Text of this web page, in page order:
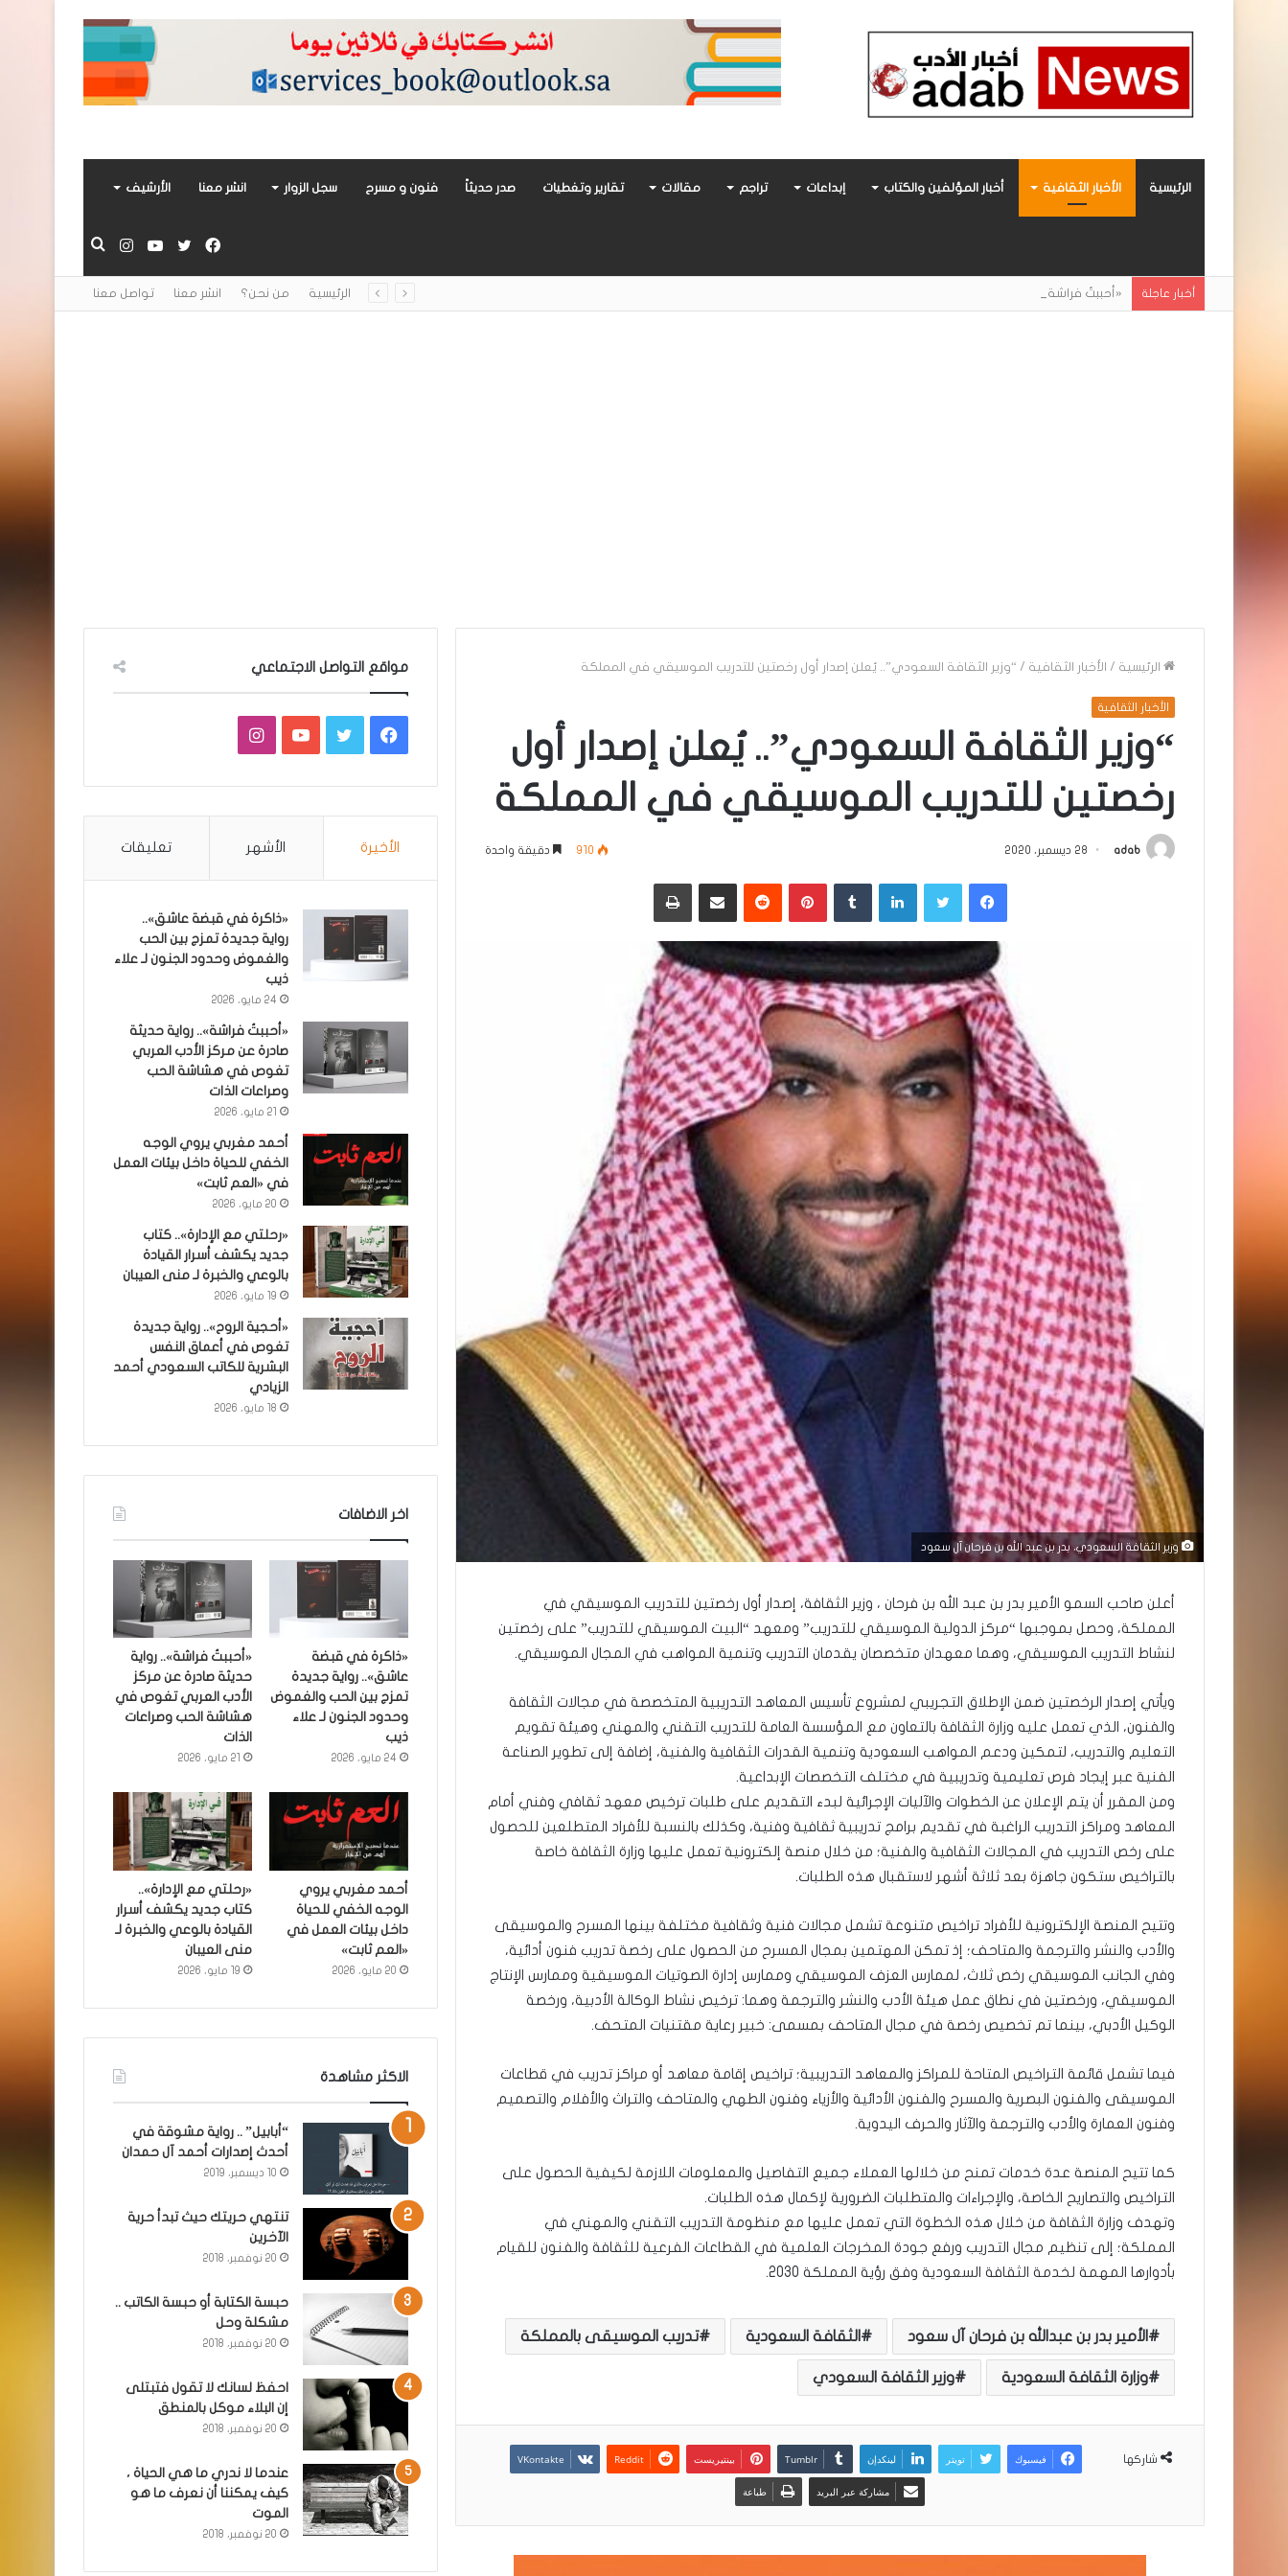
الرئيسية الأخبار الثقافية أخبار المؤلفين والكتاب إبداعات تراجم مقالات تقارير وتغطيات صدر حديثاً فنون و مسرح سجل الزوار انشر معنا الأرشيف
بحث
انستقراميوتيوبتويتر
فيسبوك
أخبار عاجلة «أحببتُ فراشة».. رواية حديثة صادرة عن مركز الأدب العربي تغوص في هشاشة الحب وصراعات الذات الرئيسية من نحن؟ انشر معنا تواصل معنا
الرئيسية / الأخبار الثقافية / “وزير الثقافة السعودي”.. يُعلن إصدار أول رخصتين للتدريب الموسيقي في المملكة
الأخبار الثقافية
“وزير الثقافة السعودي”.. يُعلن إصدار أول
رخصتين للتدريب الموسيقي في المملكة
adab 28 ديسمبر، 2020 910 دقيقة واحدة
فيسبوكتويتر لينكدإن ‏Tumblr بينتيريست
‏Reddit مشاركة عبر البريد طباعة
وزير الثقافة السعودي، بدر بن عبد الله بن فرحان آل سعود
أعلن صاحب السمو الأمير بدر بن عبد الله بن فرحان ، وزير الثقافة، إصدار أول رخصتين للتدريب الموسيقي في
المملكة، وحصل بموجبها “مركز الدولية الموسيقي للتدريب” ومعهد “البيت الموسيقي للتدريب” على رخصتين
لنشاط التدريب الموسيقي، وهما معهدان متخصصان يقدمان التدريب وتنمية المواهب في المجال الموسيقي.
ويأتي إصدار الرخصتين ضمن الإطلاق التجريبي لمشروع تأسيس المعاهد التدريبية المتخصصة في مجالات الثقافة
والفنون، الذي تعمل عليه وزارة الثقافة بالتعاون مع المؤسسة العامة للتدريب التقني والمهني وهيئة تقويم
التعليم والتدريب، لتمكين ودعم المواهب السعودية وتنمية القدرات الثقافية والفنية، إضافة إلى تطوير الصناعة
الفنية عبر إيجاد فرص تعليمية وتدريبية في مختلف التخصصات الإبداعية.
ومن المقرر أن يتم الإعلان عن الخطوات والآليات الإجرائية لبدء التقديم على طلبات ترخيص معهد ثقافي وفني أمام
المعاهد ومراكز التدريب الراغبة في تقديم برامج تدريبية ثقافية وفنية، وكذلك بالنسبة للأفراد المتطلعين للحصول
على رخص التدريب في المجالات الثقافية والفنية؛ من خلال منصة إلكترونية تعمل عليها وزارة الثقافة خاصة
بالتراخيص ستكون جاهزة بعد ثلاثة أشهر لاستقبال هذه الطلبات.
وتتيح المنصة الإلكترونية للأفراد تراخيص متنوعة تشمل مجالات فنية وثقافية مختلفة بينها المسرح والموسيقى
والأدب والنشر والترجمة والمتاحف؛ إذ تمكن المهتمين بمجال المسرح من الحصول على رخصة تدريب فنون أدائية،
وفي الجانب الموسيقي رخص ثلاث، لممارس العزف الموسيقي وممارس إدارة الصوتيات الموسيقية وممارس الإنتاج
الموسيقي، ورخصتين في نطاق عمل هيئة الأدب والنشر والترجمة وهما: ترخيص نشاط الوكالة الأدبية، ورخصة
الوكيل الأدبي، بينما تم تخصيص رخصة في مجال المتاحف بمسمى: خبير رعاية مقتنيات المتحف.
فيما تشمل قائمة التراخيص المتاحة للمراكز والمعاهد التدريبية؛ تراخيص إقامة معاهد أو مراكز تدريب في قطاعات
الموسيقى والفنون البصرية والمسرح والفنون الأدائية والأزياء وفنون الطهي والمتاحف والتراث والأفلام والتصميم
وفنون العمارة والأدب والترجمة والآثار والحرف اليدوية.
كما تتيح المنصة عدة خدمات تمنح من خلالها العملاء جميع التفاصيل والمعلومات اللازمة لكيفية الحصول على
التراخيص والتصاريح الخاصة، والإجراءات والمتطلبات الضرورية لإكمال هذه الطلبات.
وتهدف وزارة الثقافة من خلال هذه الخطوة التي تعمل عليها مع منظومة التدريب التقني والمهني في
المملكة؛ إلى تنظيم مجال التدريب ورفع جودة المخرجات العلمية في القطاعات الفرعية للثقافة والفنون للقيام
بأدوارها المهمة لخدمة الثقافة السعودية وفق رؤية المملكة 2030.
الأمير بدر بن عبدالله بن فرحان آل سعود الثقافة السعودية تدريب الموسيقى بالمملكة
وزارة الثقافة السعودية وزير الثقافة السعودي
شاركها فيسبوك تويتر لينكدإن بينتيريست
مشاركة عبر البريد طباعة
مواقع التواصل الاجتماعي
فيسبوكتويتر يوتيوبانستقرام
الأخيرة الأشهر تعليقات
«ذاكرة في قبضة عاشق»..
رواية جديدة تمزج بين الحب
والغموض وحدود الجنون لـ علاء
ذيب
24 مايو، 2026
«أحببتُ فراشة».. رواية حديثة
صادرة عن مركز الأدب العربي
تغوص في هشاشة الحب
وصراعات الذات
21 مايو، 2026
أحمد مغربي يروي الوجه
الخفي للحياة داخل بيئات العمل
في «العم ثابت»
20 مايو، 2026
«رحلتي مع الإدارة».. كتاب
جديد يكشف أسرار القيادة
بالوعي والخبرة لـ منى العيبان
19 مايو، 2026
«أحجية الروح».. رواية جديدة
تغوص في أعماق النفس
البشرية للكاتب السعودي أحمد
الزيادي
18 مايو، 2026
اخر الاضافات
«ذاكرة في قبضة
عاشق».. رواية جديدة
تمزج بين الحب والغموض
وحدود الجنون لـ علاء
ذيب
24 مايو، 2026
«أحببتُ فراشة».. رواية
حديثة صادرة عن مركز
الأدب العربي تغوص في
هشاشة الحب وصراعات
الذات
21 مايو، 2026
أحمد مغربي يروي
الوجه الخفي للحياة
داخل بيئات العمل في
«العم ثابت»
20 مايو، 2026
«رحلتي مع الإدارة»..
كتاب جديد يكشف أسرار
القيادة بالوعي والخبرة لـ
منى العيبان
19 مايو، 2026
الاكثر مشاهدة
“أبابيل” .. رواية مشوقة في
أحدث إصدارات أحمد آل حمدان
10 ديسمبر، 2019
تنتهي حريتك حيث تبدأ حرية
الآخرين
20 نوفمبر، 2018
حبسة الكتابة أو حبسة الكاتب ..
مشكلة وحل
20 نوفمبر، 2018
احفظ لسانك لا تقول فتبتلى
إن البلاء موكل بالمنطق
20 نوفمبر، 2018
عندما لا ندري ما هي الحياة ،
كيف يمكننا أن نعرف ما هو
الموت
20 نوفمبر، 2018